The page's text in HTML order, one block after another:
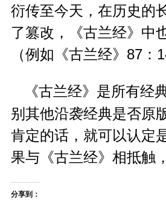
衍传至今天，在历史的
了篡改，《古兰经》中
（例如《古兰经》 87：
《古兰经》是所有经
别其他沿袭经典是否原
肯定的话，就可以认定
果与《古兰经》相抵触
分享到：